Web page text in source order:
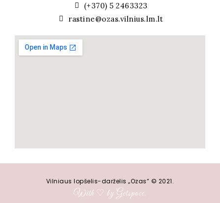
(+370) 5 2463323
rastine@ozas.vilnius.lm.lt
Vilniaus lopšelis-darželis „Ozas” © 2021.
With ♡ by Getspace.